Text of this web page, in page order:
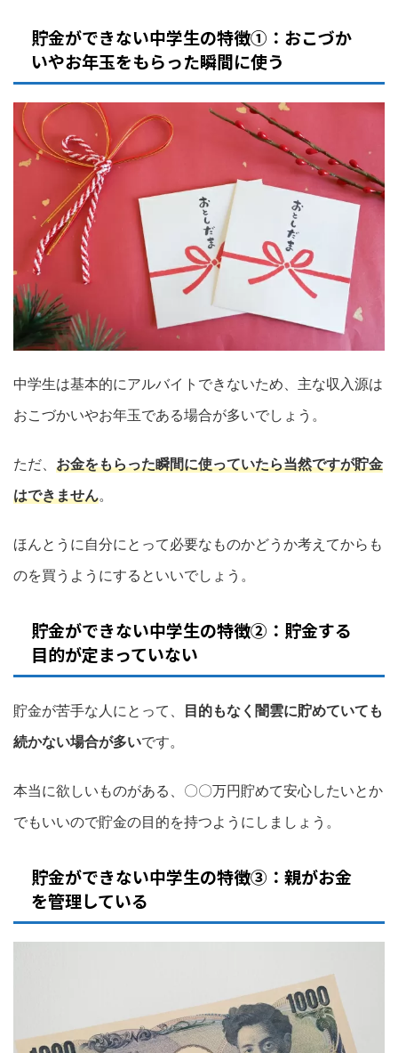
貯金ができない中学生の特徴①：おこづか
いやお年玉をもらった瞬間に使う
中学生は基本的にアルバイトできないため、主な収入源は
おこづかいやお年玉である場合が多いでしょう。
ただ、 お金をもらった瞬間に使っていたら当然ですが貯金
はできません。
ほんとうに自分にとって必要なものかどうか考えてからも
のを買うようにするといいでしょう。
貯金ができない中学生の特徴②：貯金する
目的が定まっていない
貯金が苦手な人にとって、 目的もなく闇雲に貯めていても
続かない場合が多いです。
本当に欲しいものがある、〇〇万円貯めて安心したいとか
でもいいので貯金の目的を持つようにしましょう。
貯金ができない中学生の特徴③：親がお金
を管理している